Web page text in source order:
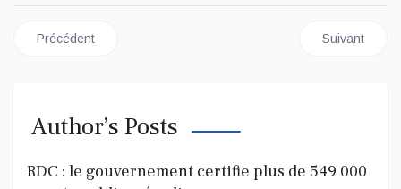
Article précédent : REVUE DE PRESSE DU MARDI 05 AOÛT
Précédent Article
Suivant
Author’s Posts
RDC : le gouvernement certifie plus de 549 000